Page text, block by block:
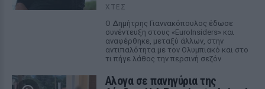
ΧΤΕΣ
Ο Δημήτρης Γιαννακόπουλος έδωσε
συνέντευξη στους «EuroInsiders» και
αναφέρθηκε, μεταξύ άλλων, στην
αντιπαλότητα με τον Ολυμπιακό και στο
τι πήγε λάθος την περσινή σεζόν
Αλογα σε πανηγύρια της